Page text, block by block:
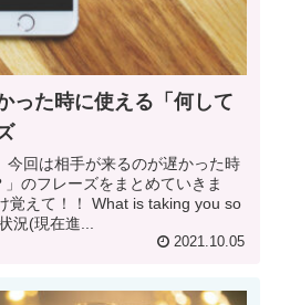
った時に使える「何して
今回は相手が来るのが遅かった時
のフレーズをまとめていきま
覚えて！！ What is taking you so
況(現在進...
2021.10.05